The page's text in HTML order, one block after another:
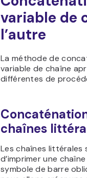
variable de
l’autre
La méthode de
variable de chaîne
différentes de
chaînes
Les chaînes littérales
d’imprimer une
symbole de barre